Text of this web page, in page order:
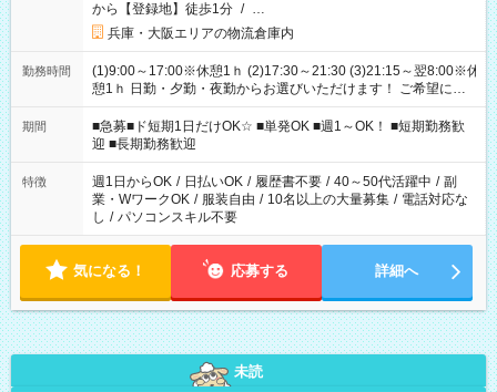
から【登録地】徒歩1分 / …
兵庫・大阪エリアの物流倉庫内
勤務時間
(1)9:00～17:00※休憩1ｈ (2)17:30～21:30 (3)21:15～翌8:00※休
憩1ｈ 日勤・夕勤・夜勤からお選びいただけます！ ご希望に合
わせて働けるお仕事です(*^^*) 【その他選べる勤務時間】 8-17
時/9-17時/9-18時/10-18時/11-21時/18-22時/20-翌4時/21-翌5
時/22-翌6時/0-翌8時 ご自身のご都合で選んで頂ける完全自由シ
フト！
期間
■急募■ド短期1日だけOK☆ ■単発OK ■週1～OK！ ■短期勤務歓
迎 ■長期勤務歓迎
特徴 週1日からOK / 日払いOK / 履歴書不要 / 40～50代活躍中 / 副
業・WワークOK / 服装自由 / 10名以上の大量募集 / 電話対応な
し / パソコンスキル不要
気になる！ 応募する 詳細へ
未読